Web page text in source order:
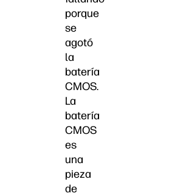
porque
se
agotó
la
batería
CMOS.
La
batería
CMOS
es
una
pieza
de